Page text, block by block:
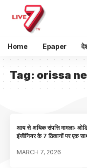
Home Epaper
Tag: orissa
आय से अधिक संपत्ति मामलाः
इंजीनियर के 7 ठिकानों पर एक
MARCH 7, 2026